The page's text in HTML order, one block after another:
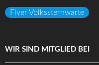
Flyer Volkssternwarte
WIR SIND MITGLIED BEI